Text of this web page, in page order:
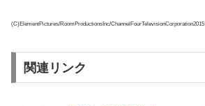
(C)ElementPictures/RoomProductionsInc/ChannelFourTelevisionCorporation2015
関連リンク